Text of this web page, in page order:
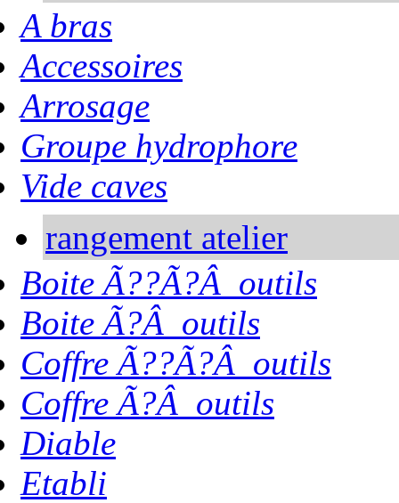
A bras
Accessoires
Arrosage
Groupe hydrophore
Vide caves
rangement atelier
Boite Ã??Ã?Â outils
Boite Ã?Â outils
Coffre Ã??Ã?Â outils
Coffre Ã?Â outils
Diable
Etabli